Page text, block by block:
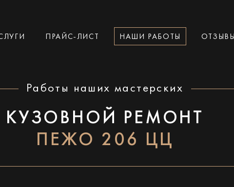
ПРАЙС-ЛИСТ НАШИ РАБОТЫ ОТЗЫВЫ
Работы наших мастерских
КУЗОВНОЙ РЕМОНТ
ПЕЖО 206 ЦЦ